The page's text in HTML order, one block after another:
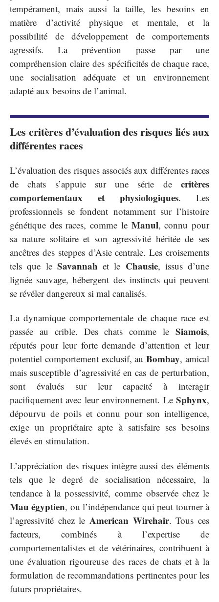
tempérament, mais aussi la taille, les besoins en
matière d’activité physique et mentale, et la
possibilité de développement de comportements
agressifs. La prévention passe par une
compréhension claire des spécificités de chaque race,
une socialisation adéquate et un environnement
adapté aux besoins de l’animal.
Les critères d’évaluation des risques liés aux
différentes races
L’évaluation des risques associés aux différentes races
de chats s’appuie sur une série de critères
comportementaux et physiologiques. Les
professionnels se fondent notamment sur l’histoire
génétique des races, comme le Manul, connu pour
sa nature solitaire et son agressivité héritée de ses
ancêtres des steppes d’Asie centrale. Les croisements
tels que le Savannah et le Chausie, issus d’une
lignée sauvage, hébergent des instincts qui peuvent
se révéler dangereux si mal canalisés.
La dynamique comportementale de chaque race est
passée au crible. Des chats comme le Siamois,
réputés pour leur forte demande d’attention et leur
potentiel comportement exclusif, auBombay, amical
mais susceptible d’agressivité en cas de perturbation,
sont évalués sur leur capacité à interagir
pacifiquement avec leur environnement. Le Sphynx,
dépourvu de poils et connu pour son intelligence,
exige un propriétaire apte à satisfaire ses besoins
élevés en stimulation.
L’appréciation des risques intègre aussi des éléments
tels que le degré de socialisation nécessaire, la
tendance à la possessivité, comme observée chez le
Mau égyptien, ou l’indépendance qui peut tourner à
l’agressivité chez le American Wirehair. Tous ces
facteurs, combinés à l’expertise de
comportementalistes et de vétérinaires, contribuent à
une évaluation rigoureuse des races de chats et à la
formulation de recommandations pertinentes pour les
futurs propriétaires.